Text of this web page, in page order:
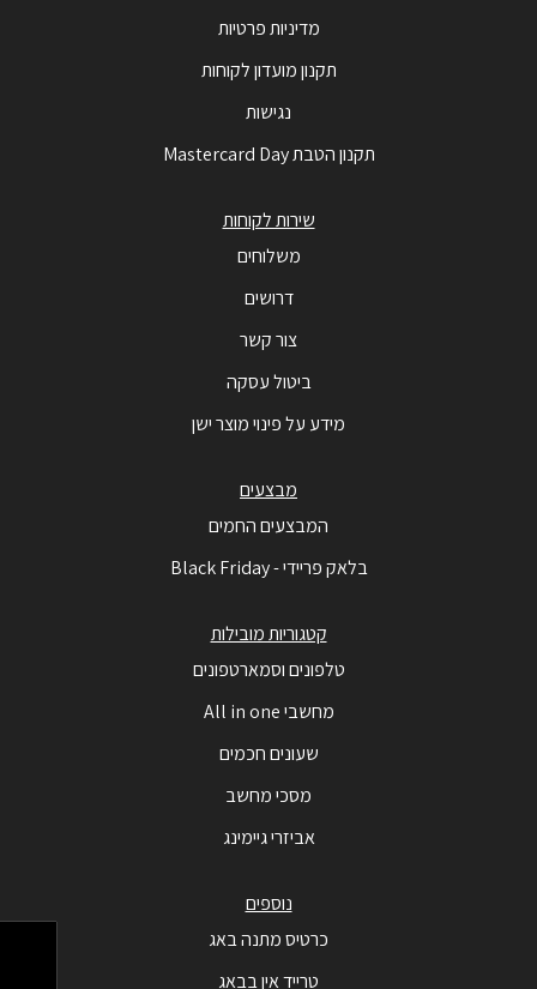
מדיניות פרטיות
תקנון מועדון לקוחות
נגישות
תקנון הטבת Mastercard Day
שירות לקוחות
משלוחים
דרושים
צור קשר
ביטול עסקה
מידע על פינוי מוצר ישן
מבצעים
המבצעים החמים
בלאק פריידי - Black Friday
קטגוריות מובילות
טלפונים וסמארטפונים
מחשבי All in one
שעונים חכמים
מסכי מחשב
אביזרי גיימינג
נוספים
כרטיס מתנה באג
טרייד אין בבאג